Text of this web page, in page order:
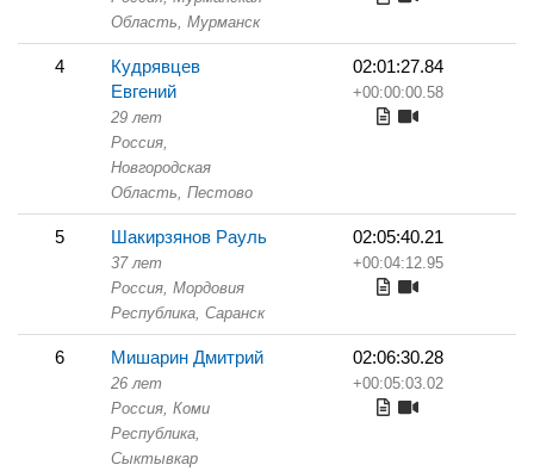
Область, Мурманск
4
Кудрявцев
Евгений
29 лет
Россия,
Новгородская
Область, Пестово
02:01:27.84
+00:00:00.58
5 Шакирзянов Рауль
37 лет
Россия, Мордовия
Республика, Саранск
02:05:40.21
+00:04:12.95
6 Мишарин Дмитрий
26 лет
Россия, Коми
Республика,
Сыктывкар
02:06:30.28
+00:05:03.02